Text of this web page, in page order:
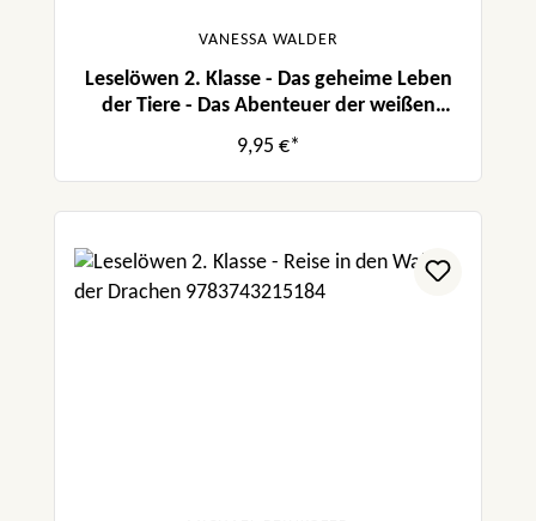
VANESSA WALDER
Leselöwen 2. Klasse - Das geheime Leben
der Tiere - Das Abenteuer der weißen
Wölfin
9,95 €*